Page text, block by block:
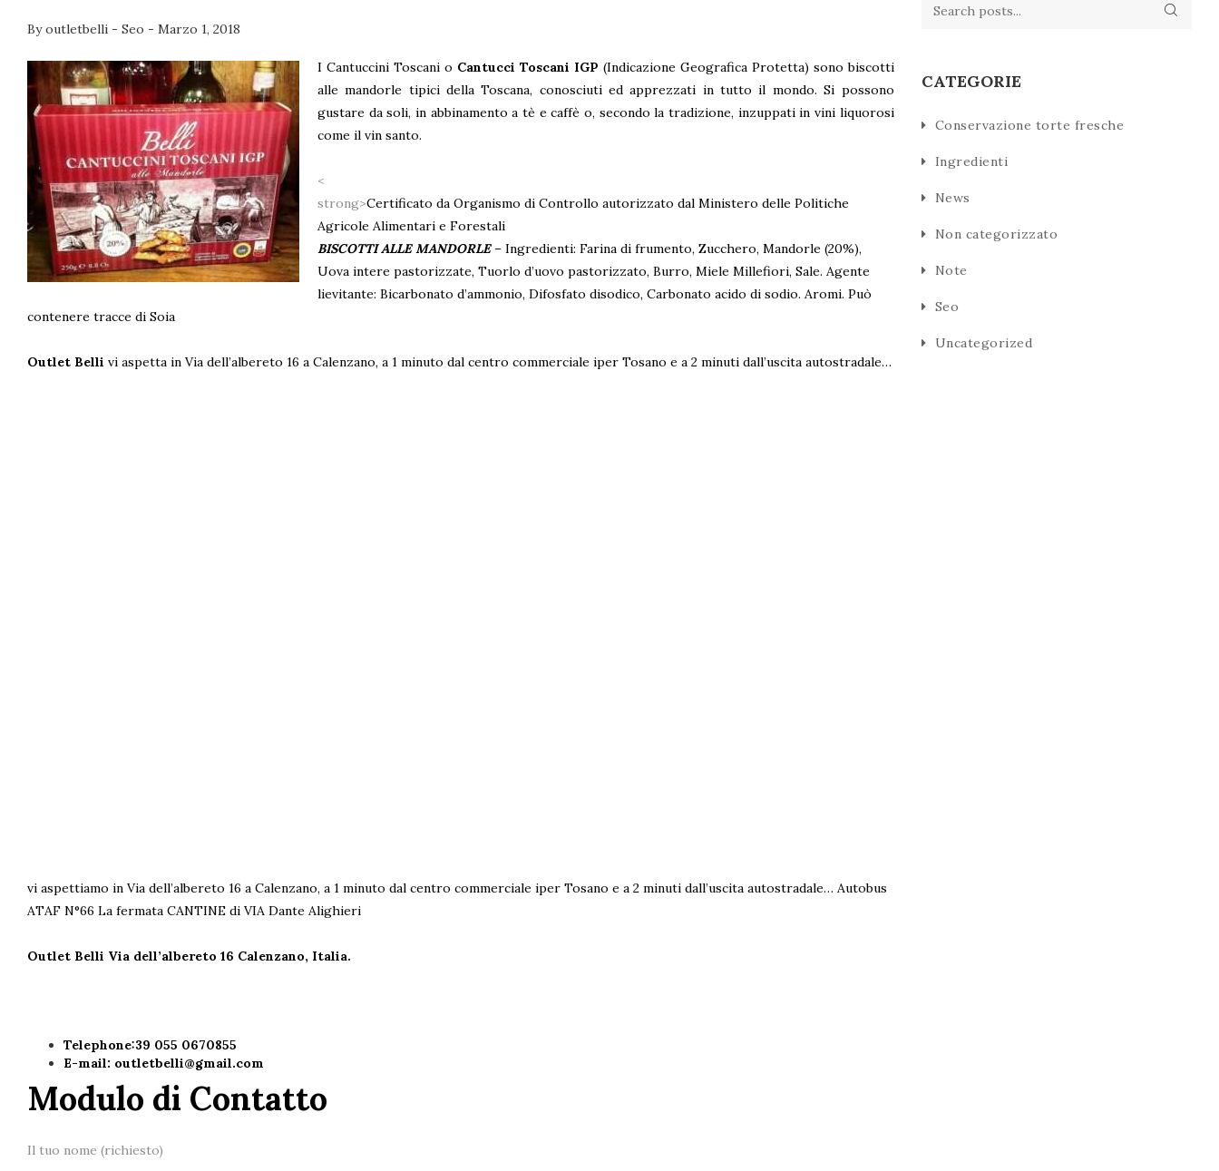
Byoutletbelli - Seo - Marzo 1, 2018
I Cantuccini Toscani o Cantucci Toscani IGP (Indicazione Geografica Protetta) sono biscotti
alle mandorle tipici della Toscana, conosciuti ed apprezzati in tutto il mondo. Si possono
gustare da soli, in abbinamento a tè e caffè o, secondo la tradizione, inzuppati in vini liquorosi
come il vin santo.
<
strong>Certificato da Organismo di Controllo autorizzato dal Ministero delle Politiche
Agricole Alimentari e Forestali
BISCOTTI ALLE MANDORLE– Ingredienti: Farina di frumento, Zucchero, Mandorle (20%),
Uova intere pastorizzate, Tuorlo d’uovo pastorizzato, Burro, Miele Millefiori, Sale. Agente
lievitante: Bicarbonato d’ammonio, Difosfato disodico, Carbonato acido di sodio. Aromi. Può
contenere tracce di Soia
Outlet Belli vi aspetta in Via dell’albereto 16 a Calenzano, a 1 minuto dal centro commerciale iper Tosano e a 2 minuti dall’uscita autostradale…
vi aspettiamo in Via dell’albereto 16 a Calenzano, a 1 minuto dal centro commerciale iper Tosano e a 2 minuti dall’uscita autostradale… Autobus
ATAF N°66 La fermata CANTINE di VIA Dante Alighieri
Outlet Belli Via dell’albereto 16 Calenzano, Italia.
Telephone:39 055 0670855
E-mail: outletbelli@gmail.com
Modulo di Contatto
Il tuo nome (richiesto)
CATEGORIE
Conservazione torte fresche
Ingredienti
News
Non categorizzato
Note
Seo
Uncategorized